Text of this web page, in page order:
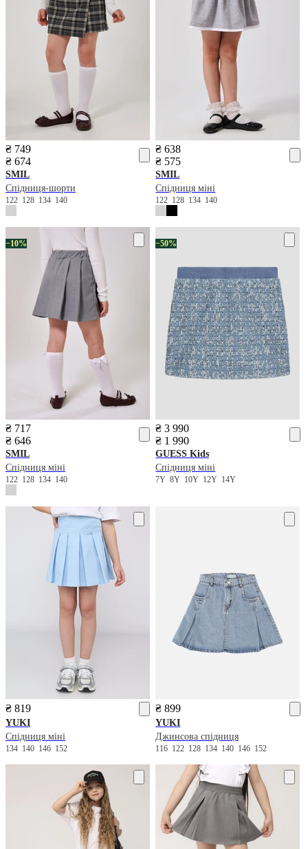
₴ 749
₴ 674
SMIL
Спідниця-шорти
122 128 134 140
₴ 638
₴ 575
SMIL
Спідниця міні
122 128 134 140
−10%
₴ 717
₴ 646
SMIL
Спідниця міні
122 128 134 140
−50%
₴ 3 990
₴ 1 990
GUESS Kids
Спідниця міні
7Y8Y 10Y 12Y 14Y
₴ 819
YUKI
Спідниця міні
134 140 146 152
₴ 899
YUKI
Джинсова спідниця
116 122 128 134 140 146 152